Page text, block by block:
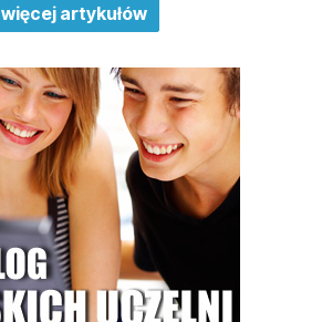
więcej artykułów